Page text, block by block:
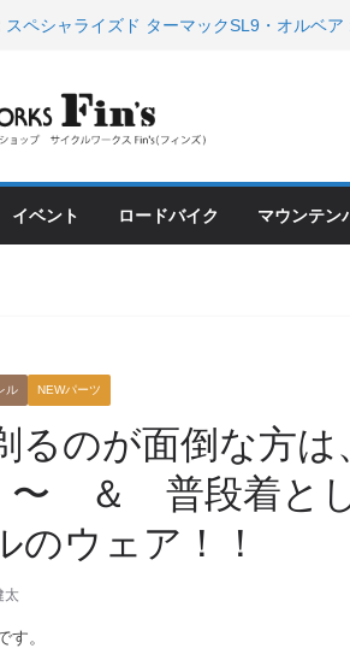
スペシャライズド ターマックSL9・オルベア
峰ヘルメットが３０〜４０％OFF セール
店頭のセールバイク在庫 ロードバイク、
など（２０２６・７・１７ 現在）
入荷してきました人気商品ピックアップ！
店頭のセールバイク在庫 ロードバイク、
など（２０２６・７・１０ 現在）
イベント ロードバイク マウンテン
ル NEWパーツ
るのが面倒な方
〜 ＆ 普段着と
のウェア！！
太
す。